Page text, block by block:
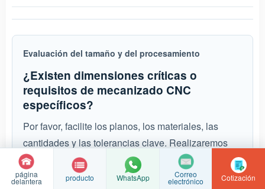
Evaluación del tamaño y del procesamiento
¿Existen dimensiones críticas o
requisitos de mecanizado CNC
específicos?
Por favor, facilite los planos, los materiales, las
cantidades y las tolerancias clave. Realizaremos
una evaluación basada en el estado de la pieza en
bruto, el método de sujeción, los pasos del proceso
página
delantera producto Correo
electrónico
WhatsApp Cotización